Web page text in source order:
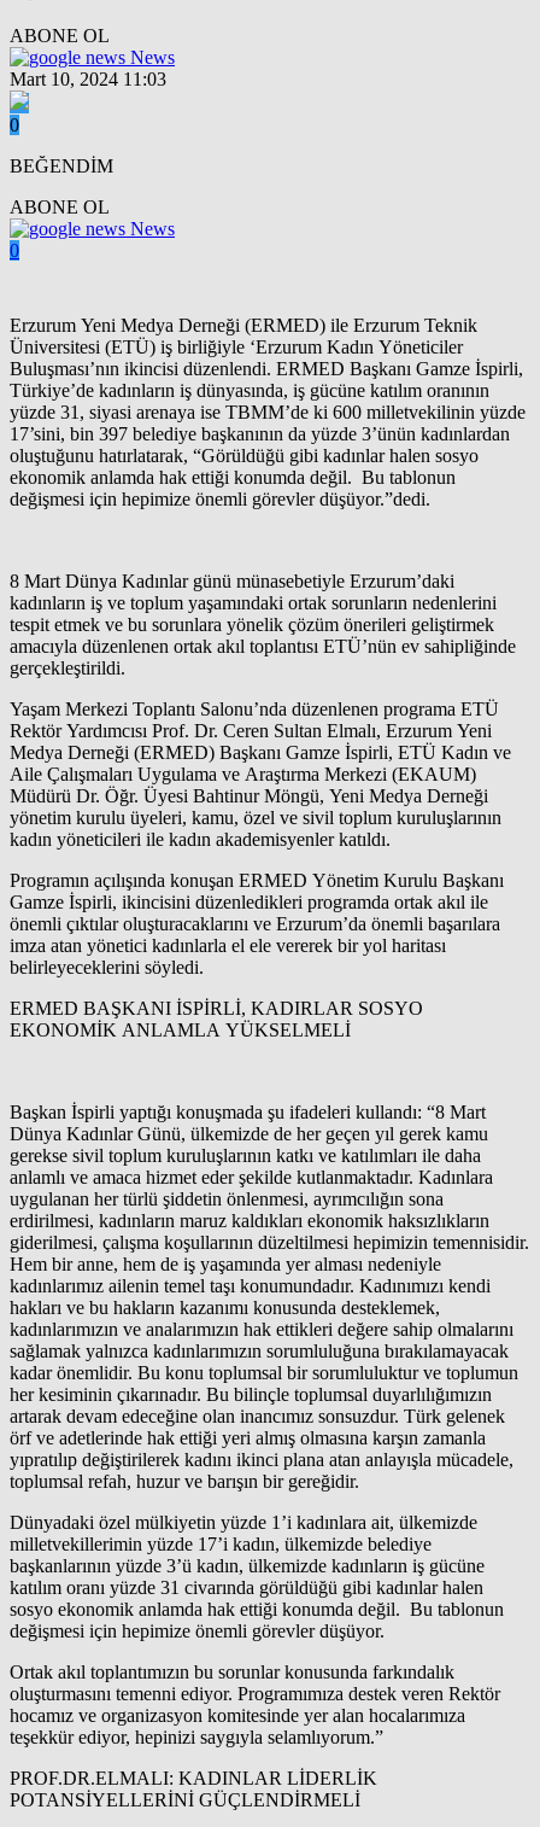
ABONE OL
News
Mart 10, 2024 11:03
0
BEĞENDİM
ABONE OL
News
0
Erzurum Yeni Medya Derneği (ERMED) ile Erzurum Teknik
Üniversitesi (ETÜ) iş birliğiyle ‘Erzurum Kadın Yöneticiler
Buluşması’nın ikincisi düzenlendi. ERMED Başkanı Gamze İspirli,
Türkiye’de kadınların iş dünyasında, iş gücüne katılım oranının
yüzde 31, siyasi arenaya ise TBMM’de ki 600 milletvekilinin yüzde
17’sini, bin 397 belediye başkanının da yüzde 3’ünün kadınlardan
oluştuğunu hatırlatarak, “Görüldüğü gibi kadınlar halen sosyo
ekonomik anlamda hak ettiği konumda değil. Bu tablonun
değişmesi için hepimize önemli görevler düşüyor.”dedi.
8 Mart Dünya Kadınlar günü münasebetiyle Erzurum’daki
kadınların iş ve toplum yaşamındaki ortak sorunların nedenlerini
tespit etmek ve bu sorunlara yönelik çözüm önerileri geliştirmek
amacıyla düzenlenen ortak akıl toplantısı ETÜ’nün ev sahipliğinde
gerçekleştirildi.
Yaşam Merkezi Toplantı Salonu’nda düzenlenen programa ETÜ
Rektör Yardımcısı Prof. Dr. Ceren Sultan Elmalı, Erzurum Yeni
Medya Derneği (ERMED) Başkanı Gamze İspirli, ETÜ Kadın ve
Aile Çalışmaları Uygulama ve Araştırma Merkezi (EKAUM)
Müdürü Dr. Öğr. Üyesi Bahtinur Möngü, Yeni Medya Derneği
yönetim kurulu üyeleri, kamu, özel ve sivil toplum kuruluşlarının
kadın yöneticileri ile kadın akademisyenler katıldı.
Programın açılışında konuşan ERMED Yönetim Kurulu Başkanı
Gamze İspirli, ikincisini düzenledikleri programda ortak akıl ile
önemli çıktılar oluşturacaklarını ve Erzurum’da önemli başarılara
imza atan yönetici kadınlarla el ele vererek bir yol haritası
belirleyeceklerini söyledi.
ERMED BAŞKANI İSPİRLİ, KADIRLAR SOSYO
EKONOMİK ANLAMLA YÜKSELMELİ
Başkan İspirli yaptığı konuşmada şu ifadeleri kullandı: “8 Mart
Dünya Kadınlar Günü, ülkemizde de her geçen yıl gerek kamu
gerekse sivil toplum kuruluşlarının katkı ve katılımları ile daha
anlamlı ve amaca hizmet eder şekilde kutlanmaktadır. Kadınlara
uygulanan her türlü şiddetin önlenmesi, ayrımcılığın sona
erdirilmesi, kadınların maruz kaldıkları ekonomik haksızlıkların
giderilmesi, çalışma koşullarının düzeltilmesi hepimizin temennisidir.
Hem bir anne, hem de iş yaşamında yer alması nedeniyle
kadınlarımız ailenin temel taşı konumundadır. Kadınımızı kendi
hakları ve bu hakların kazanımı konusunda desteklemek,
kadınlarımızın ve analarımızın hak ettikleri değere sahip olmalarını
sağlamak yalnızca kadınlarımızın sorumluluğuna bırakılamayacak
kadar önemlidir. Bu konu toplumsal bir sorumluluktur ve toplumun
her kesiminin çıkarınadır. Bu bilinçle toplumsal duyarlılığımızın
artarak devam edeceğine olan inancımız sonsuzdur. Türk gelenek
örf ve adetlerinde hak ettiği yeri almış olmasına karşın zamanla
yıpratılıp değiştirilerek kadını ikinci plana atan anlayışla mücadele,
toplumsal refah, huzur ve barışın bir gereğidir.
Dünyadaki özel mülkiyetin yüzde 1’i kadınlara ait, ülkemizde
milletvekillerimin yüzde 17’i kadın, ülkemizde belediye
başkanlarının yüzde 3’ü kadın, ülkemizde kadınların iş gücüne
katılım oranı yüzde 31 civarında görüldüğü gibi kadınlar halen
sosyo ekonomik anlamda hak ettiği konumda değil. Bu tablonun
değişmesi için hepimize önemli görevler düşüyor.
Ortak akıl toplantımızın bu sorunlar konusunda farkındalık
oluşturmasını temenni ediyor. Programımıza destek veren Rektör
hocamız ve organizasyon komitesinde yer alan hocalarımıza
teşekkür ediyor, hepinizi saygıyla selamlıyorum.”
PROF.DR.ELMALI: KADINLAR LİDERLİK
POTANSİYELLERİNİ GÜÇLENDİRMELİ